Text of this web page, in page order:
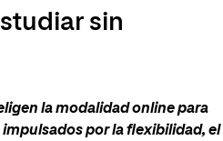
sin
la modalidad online para
por la flexibilidad, el